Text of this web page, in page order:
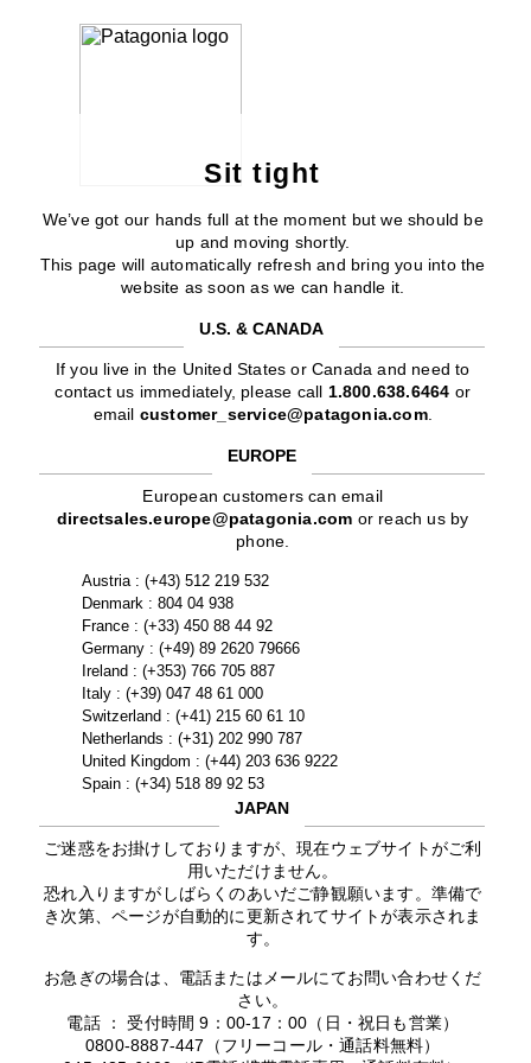
Sit tight
We’ve got our hands full at the moment but we should be
up and moving shortly.
This page will automatically refresh and bring you into the
website as soon as we can handle it.
U.S. & CANADA
If you live in the United States or Canada and need to
contact us immediately, please call 1.800.638.6464 or
email customer_service@patagonia.com.
EUROPE
European customers can email
directsales.europe@patagonia.com or reach us by
phone.
Austria : (+43) 512 219 532
Denmark : 804 04 938
France : (+33) 450 88 44 92
Germany : (+49) 89 2620 79666
Ireland : (+353) 766 705 887
Italy : (+39) 047 48 61 000
Switzerland : (+41) 215 60 61 10
Netherlands : (+31) 202 990 787
United Kingdom : (+44) 203 636 9222
Spain : (+34) 518 89 92 53
JAPAN
ご迷惑をお掛けしておりますが、現在ウェブサイトがご利
用いただけません。
恐れ入りますがしばらくのあいだご静観願います。準備で
き次第、ページが自動的に更新されてサイトが表示されま
す。
お急ぎの場合は、電話またはメールにてお問い合わせくだ
さい。
電話 ： 受付時間 9：00-17：00（日・祝日も営業）
0800-8887-447（フリーコール・通話料無料）